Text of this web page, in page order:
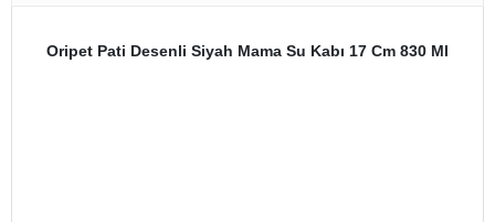
Oripet Pati Desenli Siyah Mama Su Kabı 17 Cm 830 Ml